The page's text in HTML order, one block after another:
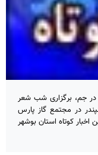
در جم، برگزاری شب شعر
در مجتمع گاز پارس
کوتاه استان بوشهر